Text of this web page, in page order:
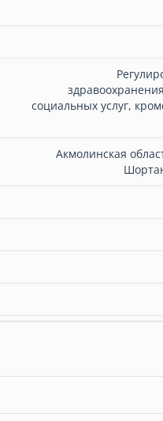
социальных услуг,
Акмолинская